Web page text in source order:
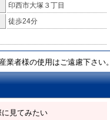
印西市大塚３丁目
徒歩24分
業者様の使用はご遠慮下さい。
見てみたい